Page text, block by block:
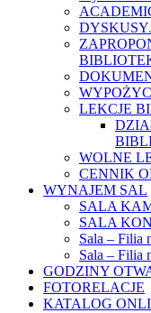
LEKCJE
WOLNE
CENNIK
WYNAJEM SAL
SALA
SALA
Sala – Filia
Sala – Filia
GODZINY
FOTORELACJE
KATALOG